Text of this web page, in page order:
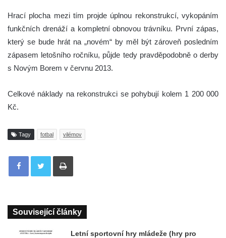
Hrací plocha mezi tím projde úplnou rekonstrukcí, vykopáním
funkčních drenáží a kompletní obnovou trávníku. První zápas,
který se bude hrát na „novém“ by měl být zároveň posledním
zápasem letošního ročníku, půjde tedy pravděpodobně o derby
s Novým Borem v červnu 2013.
Celkové náklady na rekonstrukci se pohybují kolem 1 200 000
Kč.
Tagy fotbal vilémov
Tisknout
Související články
Letní sportovní hry mládeže (hry pro